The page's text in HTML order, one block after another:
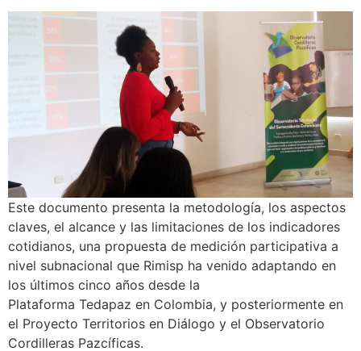
Este documento presenta la metodología, los aspectos
claves, el alcance y las limitaciones de los indicadores
cotidianos, una propuesta de medición participativa a
nivel subnacional que Rimisp ha venido adaptando en
los últimos cinco años desde la
Plataforma Tedapaz en Colombia, y posteriormente en
el Proyecto Territorios en Diálogo y el Observatorio
Cordilleras Pazcíficas.